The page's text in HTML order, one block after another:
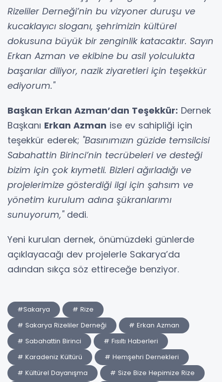
Rizeliler Derneği’nin bu vizyoner duruşu ve
kucaklayıcı sloganı, şehrimizin kültürel
dokusuna büyük bir zenginlik katacaktır. Sayın
Erkan Azman ve ekibine bu asil yolculukta
başarılar diliyor, nazik ziyaretleri için teşekkür
ediyorum."
Başkan Erkan Azman’dan Teşekkür: Dernek
Başkanı Erkan Azman ise ev sahipliği için
teşekkür ederek; "Basınımızın güzide temsilcisi
Sabahattin Birinci’nin tecrübeleri ve desteği
bizim için çok kıymetli. Bizleri ağırladığı ve
projelerimize gösterdiği ilgi için şahsım ve
yönetim kurulum adına şükranlarımı
sunuyorum,"dedi.
Yeni kurulan dernek, önümüzdeki günlerde
açıklayacağı dev projelerle Sakarya’da
adından sıkça söz ettireceğe benziyor.
#Sakarya
# Rize
# Sakarya Rizeliler Derneği
# Erkan Azman
# Sabahattin Birinci
# Fısıltı Haberleri
# Karadeniz Kültürü
# Hemşehri Dernekleri
# Kültürel Dayanışma
# Size Bize Hepimize Rize